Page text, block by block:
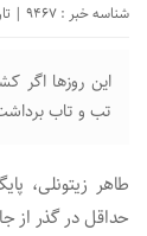
شناسه خبر : 9467 | تاریخ انتشار : 03 مهر 1402 - 23:15 |
این روزها اگر
تب و تاب
طاهر زیتونلی،
حداقل در گذر از